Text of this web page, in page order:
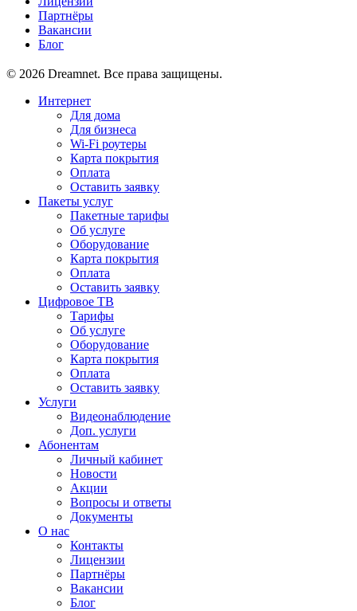
Партнёры
Вакансии
Блог
© 2026 Dreamnet. Все права защищены.
Интернет
Для дома
Для бизнеса
Wi-Fi роутеры
Карта покрытия
Оплата
Оставить заявку
Пакеты услуг
Пакетные тарифы
Об услуге
Оборудование
Карта покрытия
Оплата
Оставить заявку
Цифровое ТВ
Тарифы
Об услуге
Оборудование
Карта покрытия
Оплата
Оставить заявку
Услуги
Видеонаблюдение
Доп. услуги
Абонентам
Личный кабинет
Новости
Акции
Вопросы и ответы
Документы
О нас
Контакты
Лицензии
Партнёры
Вакансии
Блог